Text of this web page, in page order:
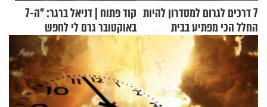
7 דרכים לגרום למסדרון להיות
החלל הכי מפתיע בבית
קוד פתוח | דניאל ברגר: "ה-7
באוקטובר גרם לי לחפש
תשובות"